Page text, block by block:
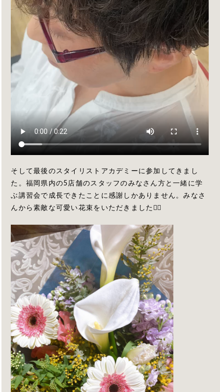
そして最後のスタイリストアカデミーに参加してきまし
た。福岡県内の5店舗のスタッフのみなさん方と一緒に学
ぶ講習会で成長できたことに感謝しかありません。みなさ
んから素敵な可愛い花束をいただきました🙇‍♀️